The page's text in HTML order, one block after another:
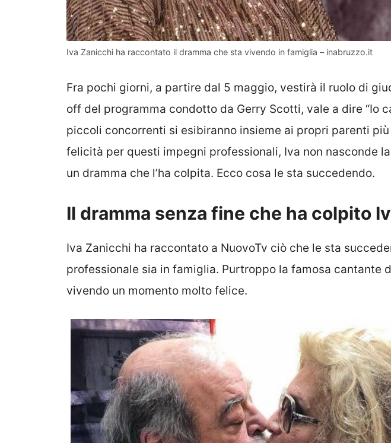
Iva Zanicchi ha raccontato il dramma che sta vivendo in famiglia – inabruzzo.it
Fra pochi giorni, a partire dal 5 maggio, vestirà il ruolo di
off del programma condotto da Gerry Scotti, vale a dire “Io
piccoli concorrenti si esibiranno insieme ai propri parenti
felicità per questi impegni professionali, Iva non nasconde
un dramma che l’ha colpita. Ecco cosa le sta succedendo.
Il dramma senza fine che ha colpito
Iva Zanicchi ha raccontato a NuovoTv ciò che le sta
professionale sia in famiglia. Purtroppo la famosa cantante
vivendo un momento molto felice.